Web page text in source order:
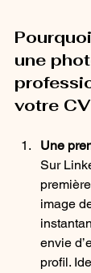
une
votre
Une
Sur
image
envie
profil.